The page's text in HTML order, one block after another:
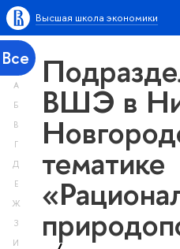
Высшая школа экономики
Все
А
Б
В
Г
Д
Е
Ж
З
И
ВШЭ в
тематике